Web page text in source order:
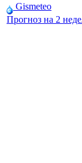
Gismeteo
Прогноз на 2